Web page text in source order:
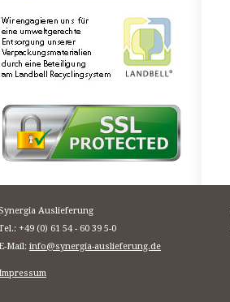
Auslieferung
+49 (0) 61 54 - 60 39 5-0
E-Mail: info@synergia-auslieferung.de
Impressum